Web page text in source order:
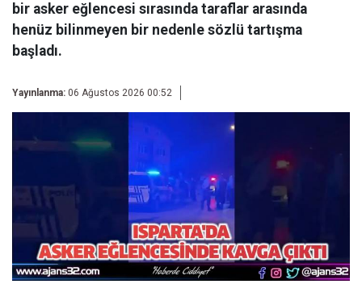
bir asker eğlencesi sırasında taraflar arasında
henüz bilinmeyen bir nedenle sözlü tartışma
başladı.
Yayınlanma: 06 Ağustos 2026 00:52